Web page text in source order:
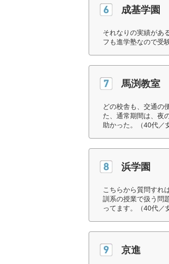
成基学園
それなりの実績があ
フも進学塾なので受
馬渕教室
どの校舎も、交通の
た、通常期間は、夜
助かった。（40代／
浜学園
こちらから質問すれ
訓系の授業で扱う問
ってます。（40代／
京進